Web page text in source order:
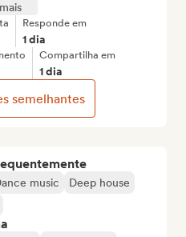
music
Deep house
Responde em
1 dia
Compartilha em
1 dia
semelhantes